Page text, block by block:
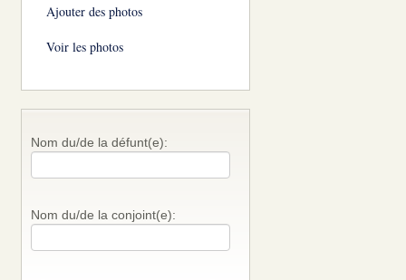
Ajouter des photos
Voir les photos
Nom du/de la défunt(e):
Nom du/de la conjoint(e):